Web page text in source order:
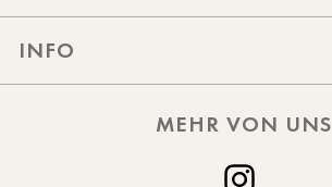
INFO
MEHR VON UNS